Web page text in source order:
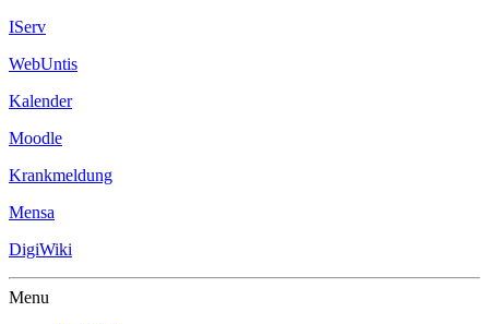
IServ
WebUntis
Kalender
Moodle
Krankmeldung
Mensa
DigiWiki
Menu